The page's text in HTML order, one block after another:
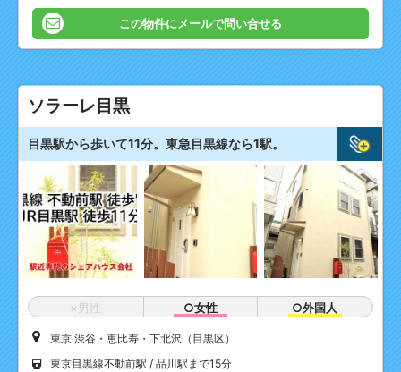
この物件にメールで問い合せる
ソラーレ目黒
目黒駅から歩いて11分。東急目黒線なら1駅。
×男性 ○女性 ○外国人
東京 渋谷・恵比寿・下北沢（目黒区）
東京目黒線不動前駅
品川駅まで15分